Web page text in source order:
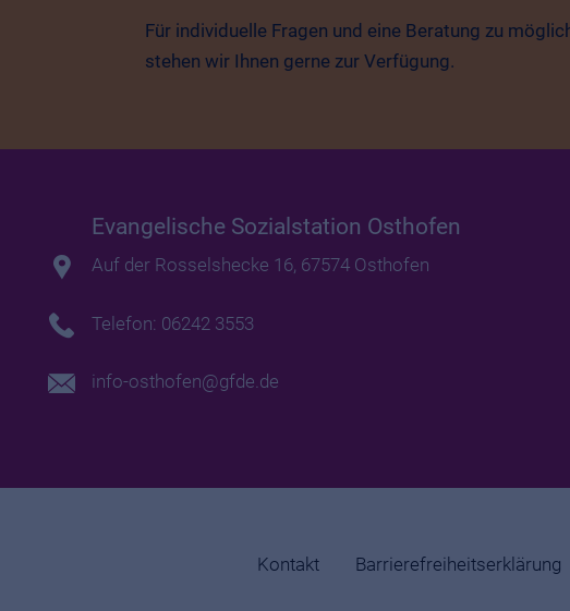
Für individuelle Fragen und eine Beratung zu
stehen wir Ihnen gerne zur Verfügung.
Evangelische Sozialstation Osthofen
Auf der Rosselshecke 16, 67574 Osthofen
Telefon: 06242 3553
info-osthofen@gfde.de
Kontakt Barrierefreiheitserklärung